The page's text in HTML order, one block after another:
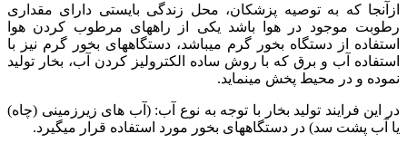
ازآنجا که به توصیه پزشکان، محل زندگی بایستی دارای مقداری
رطوبت موجود در هوا باشد یکی از راههای مرطوب کردن هوا
استفاده از دستگاه بخور گرم میباشد، دستگاههای بخور گرم نیز با
استفاده آب و برق که با روش ساده الکترولیز کردن آب، بخار تولید
نموده و در محیط پخش مینماید.
در این فرایند تولید بخار با توجه به نوع آب: (آب های زیرزمینی (چاه)
یا آب پشت سد) در دستگاههای بخور مورد استفاده قرار میگیرد.